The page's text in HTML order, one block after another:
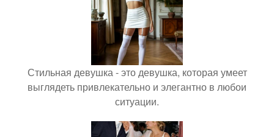
Стильная девушка - это девушка, которая умеет
выглядеть привлекательно и элегантно в любои
ситуации.